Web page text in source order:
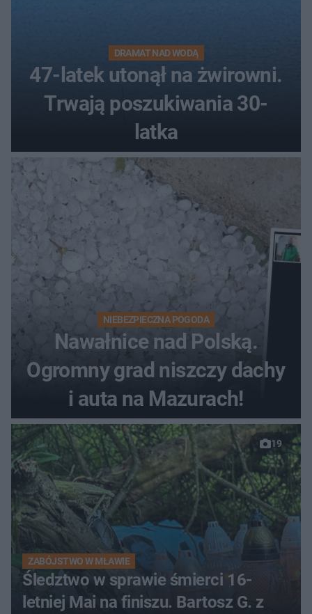
DRAMAT NAD WODĄ
47-latek utonął na żwirowni.
Trwają poszukiwania 30-
latka
NIEBEZPIECZNA POGODA
Nawałnice nad Polską.
Ogromny grad niszczy dachy
i auta na Mazurach!
19
ZABÓJSTWO W MŁAWIE
Śledztwo w sprawie śmierci 16-
letniej Mai na finiszu. Bartosz G. z